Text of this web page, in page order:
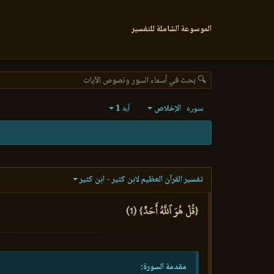
الموسوعة الشاملة للتفسير
🔍 بحث في أسماء السور ونصوص الآيات
سورة الإخلاص آية 1
تفسير القرآن العظيم لابن كثير - ابن كثير
{قُلۡ هُوَ ٱللَّهُ أَحَدٌ} (1)
مقدمة السورة: